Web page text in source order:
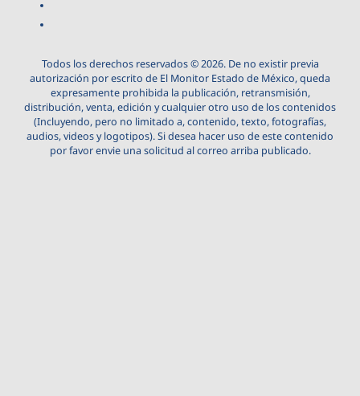
Todos los derechos reservados © 2026. De no existir previa
autorización por escrito de El Monitor Estado de México, queda
expresamente prohibida la publicación, retransmisión,
distribución, venta, edición y cualquier otro uso de los contenidos
(Incluyendo, pero no limitado a, contenido, texto, fotografías,
audios, videos y logotipos). Si desea hacer uso de este contenido
por favor envie una solicitud al correo arriba publicado.